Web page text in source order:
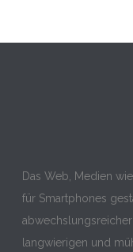
Das Web, Medien
für Smartphones
langwierigen und